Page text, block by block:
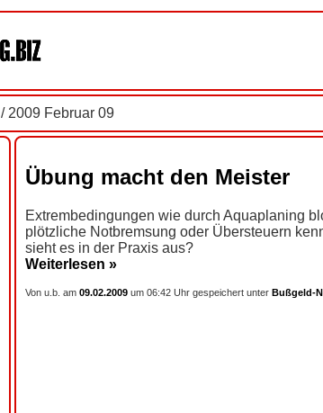
/ 2009 Februar 09
Übung macht den Meister
Extrembedingungen wie durch Aquaplaning
plötzliche Notbremsung oder Übersteuern
sieht es in der Praxis aus?
Weiterlesen »
Von u.b. am 09.02.2009 um 06:42 Uhr gespeichert unter Bußgeld-